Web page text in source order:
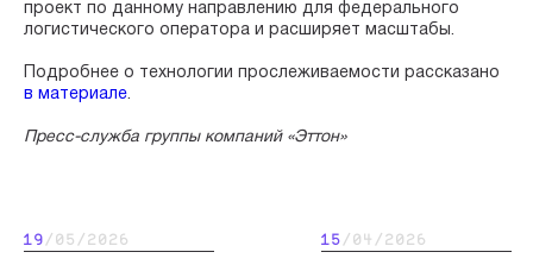
проект по данному направлению для федерального
логистического оператора и расширяет масштабы.
Подробнее о технологии прослеживаемости рассказано
в материале.
Пресс-служба группы компаний «Эттон»
19 /05/2026 15 /04/2026